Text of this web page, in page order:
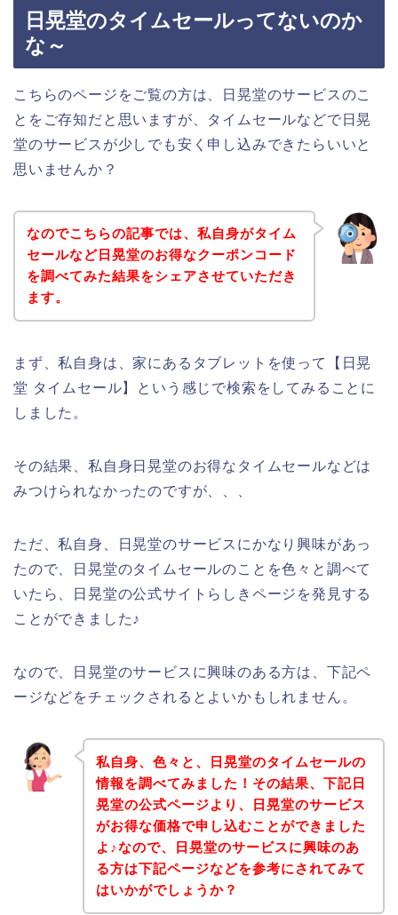
日晃堂のタイムセールってないのか
な～
こちらのページをご覧の方は、日晃堂のサービスのこ
とをご存知だと思いますが、タイムセールなどで日晃
堂のサービスが少しでも安く申し込みできたらいいと
思いませんか？
なのでこちらの記事では、私自身がタイム
セールなど日晃堂のお得なクーポンコード
を調べてみた結果をシェアさせていただき
ます。
まず、私自身は、家にあるタブレットを使って【日晃
堂 タイムセール】という感じで検索をしてみることに
しました。
その結果、私自身日晃堂のお得なタイムセールなどは
みつけられなかったのですが、、、
ただ、私自身、日晃堂のサービスにかなり興味があっ
たので、日晃堂のタイムセールのことを色々と調べて
いたら、日晃堂の公式サイトらしきページを発見する
ことができました♪
なので、日晃堂のサービスに興味のある方は、下記ペ
ージなどをチェックされるとよいかもしれません。
私自身、色々と、日晃堂のタイムセールの
情報を調べてみました！その結果、下記日
晃堂の公式ページより、日晃堂のサービス
がお得な価格で申し込むことができました
よ♪なので、日晃堂のサービスに興味のあ
る方は下記ページなどを参考にされてみて
はいかがでしょうか？